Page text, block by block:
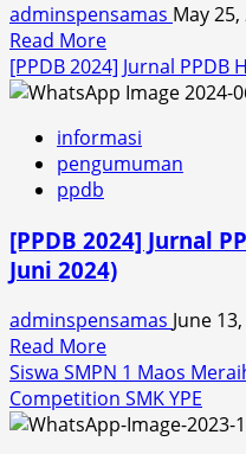
Juni
2025)
adminspensamas May 25,
Read MoreRead
more
about
SPMB
SMP
Maos
Tahun
[PPDB 2024] Jurnal PPDB
informasi
pengumuman
ppdb
[PPDB 2024] Jurnal
Juni 2024)
adminspensamas June
Read MoreRead
more
about
[PPDB
Siswa SMPN 1 Maos
Competition SMK YPE